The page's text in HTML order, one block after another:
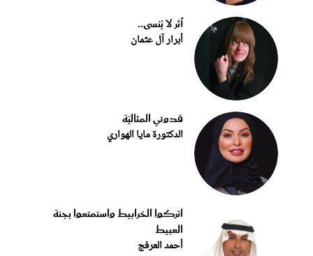
أثر لا يُنسى..
أبرار آل عثمان
قدوتي المثاليّة
الدكتورة مايا الهواري
اتركوا الخرابيط واستمتعوا بجنة
العبيط
أحمد العرفج